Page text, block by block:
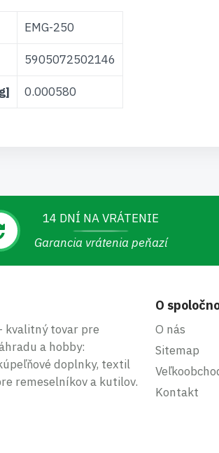
EMG-250
5905072502146
0.000580
14 DNÍ NA VRÁTENIE
Garancia vrátenia peňazí
kvalitný tovar pre
a hobby:
doplnky, textil
remeselníkov a kutilov.
O
O nás
Sitemap
Kontakt